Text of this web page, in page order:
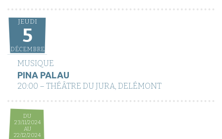
JEUDI
5
DÉCEMBRE
MUSIQUE
PINA PALAU
20:00 – THÉÂTRE DU JURA, DELÉMONT
DU
23/11/2024
AU
22/12/2024